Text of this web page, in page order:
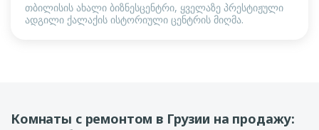
თბილისის ახალი ბიზნესცენტრი, ყველაზე პრესტიჟული
ადგილი ქალაქის ისტორიული ცენტრის მიღმა.
Комнаты с ремонтом в Грузии на продажу: